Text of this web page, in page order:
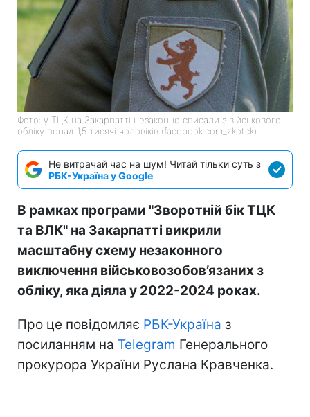
Фото: у ТЦК на Закарпатті незаконно списали з військового
обліку понад 1,5 тисячі чоловіків (facebook.com_zkotck)
Не витрачай час на шум! Читай тільки суть з
РБК-Україна у Google
В рамках програми "Зворотній бік ТЦК
та ВЛК" на Закарпатті викрили
масштабну схему незаконного
виключення військовозобов’язаних з
обліку, яка діяла у 2022-2024 роках.
Про це повідомляє РБК-Україна з
посиланням на Telegram Генерального
прокурора України Руслана Кравченка.